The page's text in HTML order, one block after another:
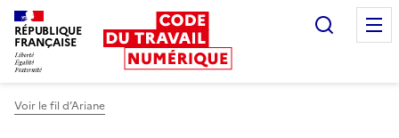
RÉPUBLIQUE
FRANÇAISE
Voir le fil d’Ariane